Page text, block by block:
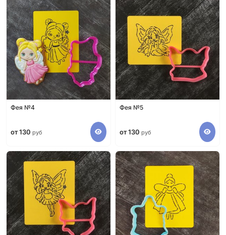
Фея №4
от 130 руб
Фея №5
от 130 руб